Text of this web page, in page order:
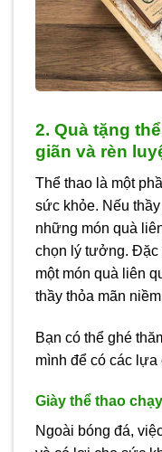
2. Quà tặng
giãn và rèn
Thể thao là một
sức khỏe. Nếu
những món quà
chọn lý tưởng. Đặc
một món quà liên
thầy thỏa mãn
Bạn có thể ghé
mình để có các lựa
Giày thể thao
Ngoài bóng đá,